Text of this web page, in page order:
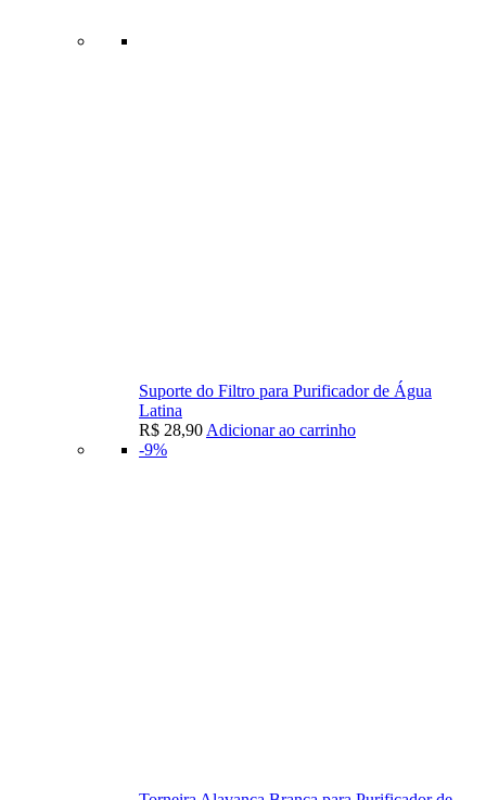
Suporte do Filtro para Purificador de Água
Latina
R$ 28,90 Adicionar ao carrinho
-9%